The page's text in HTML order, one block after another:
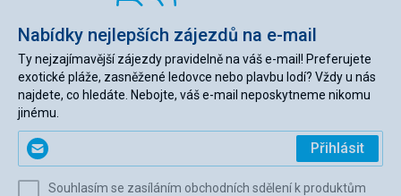
Nabídky nejlepších zájezdů na e-mail
Ty nejzajímavější zájezdy pravidelně na váš e-mail! Preferujete
exotické pláže, zasněžené ledovce nebo plavbu lodí? Vždy u nás
najdete, co hledáte. Nebojte, váš e-mail neposkytneme nikomu
jinému.
Zadejte
svůj
Přihlásit
Souhlasím se zasíláním obchodních sdělení k produktům